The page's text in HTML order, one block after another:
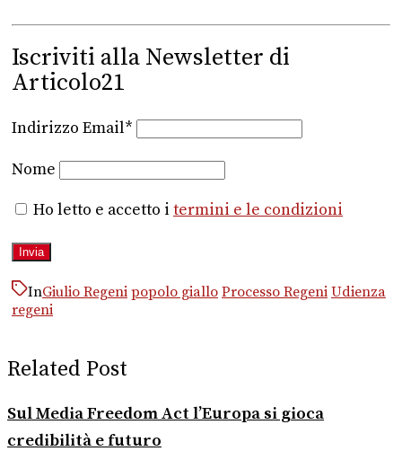
Iscriviti alla Newsletter di
Articolo21
Indirizzo Email*
Nome
Ho letto e accetto i termini e le condizioni
InGiulio Regeni popolo giallo Processo Regeni Udienza
regeni
Related Post
Sul Media Freedom Act l’Europa si gioca
credibilità e futuro